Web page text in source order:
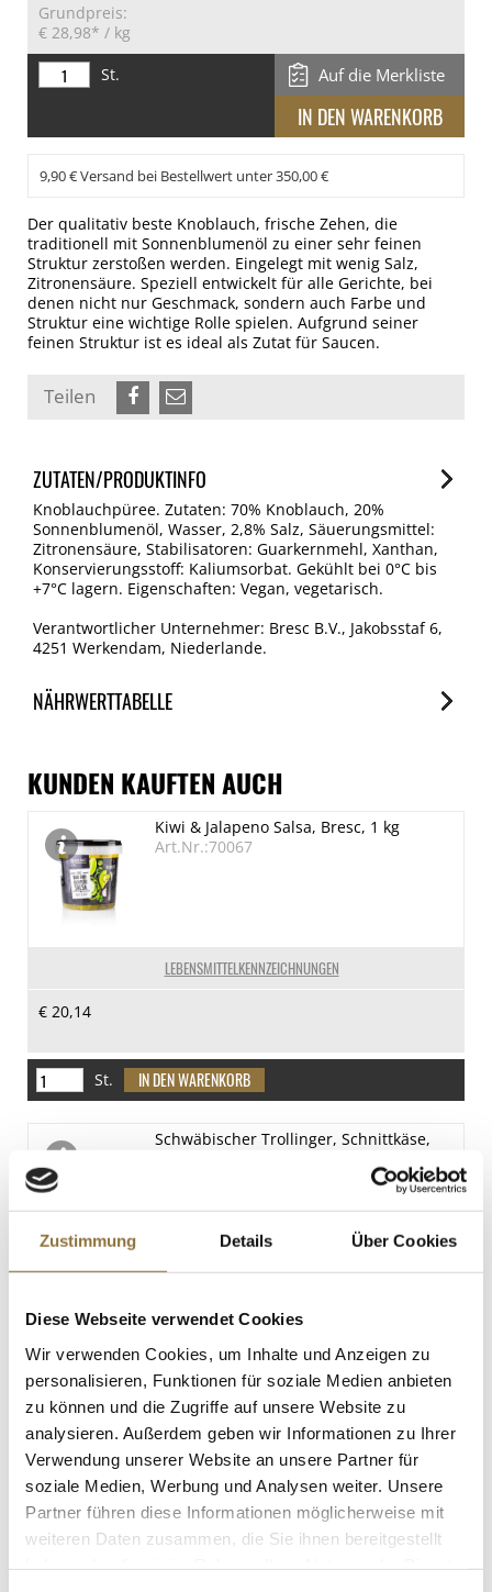
Zustimmung Details Über Cookies
Diese Webseite verwendet Cookies
Wir verwenden Cookies, um Inhalte und Anzeigen zu
personalisieren, Funktionen für soziale Medien anbieten
zu können und die Zugriffe auf unsere Website zu
analysieren. Außerdem geben wir Informationen zu Ihrer
Verwendung unserer Website an unsere Partner für
soziale Medien, Werbung und Analysen weiter. Unsere
Partner führen diese Informationen möglicherweise mit
weiteren Daten zusammen, die Sie ihnen bereitgestellt
Grundpreis:
€ 28,98* / kg
St.
Auf die Merkliste
9,90 € Versand bei Bestellwert unter 350,00 €
Der qualitativ beste Knoblauch, frische Zehen, die
traditionell mit Sonnenblumenöl zu einer sehr feinen
Struktur zerstoßen werden. Eingelegt mit wenig Salz,
Zitronensäure. Speziell entwickelt für alle Gerichte, bei
denen nicht nur Geschmack, sondern auch Farbe und
Struktur eine wichtige Rolle spielen. Aufgrund seiner
feinen Struktur ist es ideal als Zutat für Saucen.
Teilen
ZUTATEN/PRODUKTINFO
Knoblauchpüree. Zutaten: 70% Knoblauch, 20%
Sonnenblumenöl, Wasser, 2,8% Salz, Säuerungsmittel:
Zitronensäure, Stabilisatoren: Guarkernmehl, Xanthan,
Konservierungsstoff: Kaliumsorbat. Gekühlt bei 0°C bis
+7°C lagern. Eigenschaften: Vegan, vegetarisch.
Verantwortlicher Unternehmer: Bresc B.V., Jakobsstaf 6,
4251 Werkendam, Niederlande.
NÄHRWERTTABELLE
je 100g
Brennwert
1239 kJ/295 kcal
Fett
20.4 g
24.1 g
4.7 g
Salz
KUNDEN KAUFTEN AUCH
LEBENSMITTELKENNZEICHNUNGEN
Kiwi & Jalapeno Salsa, Bresc, 1 kg
Art.Nr.:70067
€ 20,14
St.
LEBENSMITTELKENNZEICHNUNGEN
Schwäbischer Trollinger, Schnittkäse,
€ 8,99
€ 35,95
St.
WIBERG Würzsauce N° 1, Umami, 500
ml
Art.Nr.:43468